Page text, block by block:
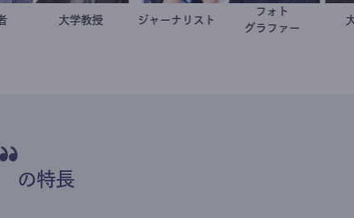
岩永直子
医療記者 加藤忠史
大学教授 志葉玲
ジャーナリスト
グラファー
の特長